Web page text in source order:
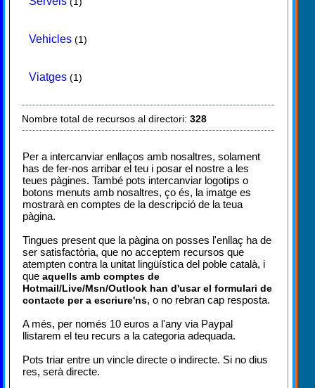
Vehicles (1)
Viatges (1)
Nombre total de recursos al directori: 328
Per a intercanviar enllaços amb nosaltres, solament
has de fer-nos arribar el teu i posar el nostre a les
teues pàgines. També pots intercanviar logotips o
botons menuts amb nosaltres, ço és, la imatge es
mostrarà en comptes de la descripció de la teua
pàgina.
Tingues present que la pàgina on posses l'enllaç ha de
ser satisfactòria, que no acceptem recursos que
atempten contra la unitat lingüística del poble català, i
que aquells amb comptes de
Hotmail/Live/Msn/Outlook han d'usar el formulari de
contacte per a escriure'ns, o no rebran cap resposta.
A més, per només 10 euros a l'any via Paypal
llistarem el teu recurs a la categoria adequada.
Pots triar entre un vincle directe o indirecte. Si no dius
res, serà directe.